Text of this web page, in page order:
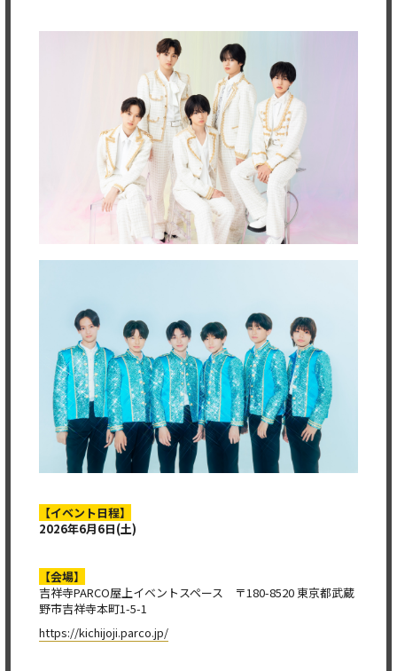
【イベント日程】
2026年6月6日(土)
【会場】
吉祥寺PARCO屋上イベントスペース 〒180-8520 東京都武蔵
野市吉祥寺本町1-5-1
https://kichijoji.parco.jp/